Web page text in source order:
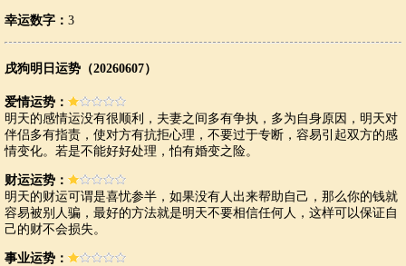
幸运数字： 3
戌狗明日运势（20260607）
爱情运势：
明天的感情运没有很顺利，夫妻之间多有争执，多为自身原因，明天对
伴侣多有指责，使对方有抗拒心理，不要过于专断，容易引起双方的感
情变化。若是不能好好处理，怕有婚变之险。
财运运势：
明天的财运可谓是喜忧参半，如果没有人出来帮助自己，那么你的钱就
容易被别人骗，最好的方法就是明天不要相信任何人，这样可以保证自
己的财不会损失。
事业运势：